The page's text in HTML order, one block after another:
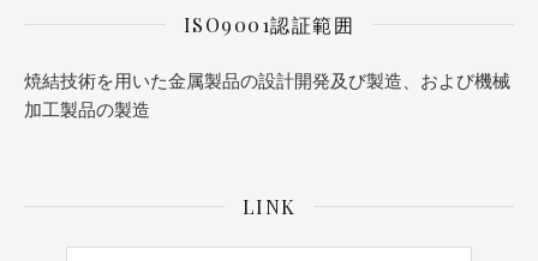
ISO9001認証範囲
焼結技術を用いた金属製品の設計開発及び製造、および機械
加工製品の製造
LINK